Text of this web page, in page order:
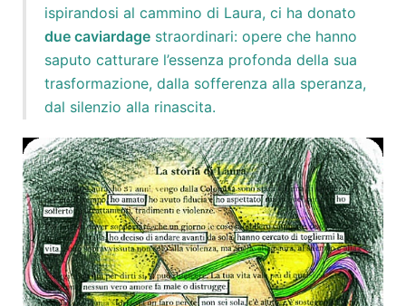
ispirandosi al cammino di Laura, ci ha donato
due caviardage straordinari: opere che hanno
saputo catturare l’essenza profonda della sua
trasformazione, dalla sofferenza alla speranza,
dal silenzio alla rinascita.